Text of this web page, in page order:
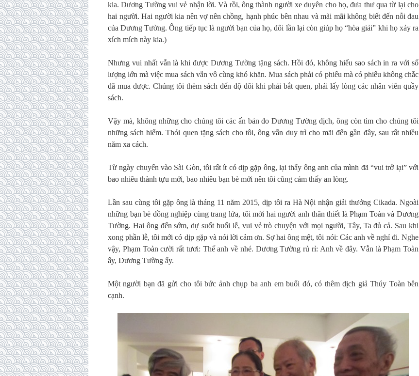
kia. Dương Tường vui vẻ nhận lời. Và rồi, ông thành người xe duyên cho họ, đưa thư qua từ lại cho
hai người. Hai người kia nên vợ nên chồng, hạnh phúc bên nhau và mãi mãi không biết đến nỗi đau
của Dương Tường. Ông tiếp tục là người bạn của họ, đôi lần lại còn giúp họ “hòa giải” khi họ xảy ra
xích mích này kia.)
Nhưng vui nhất vẫn là khi được Dương Tường tặng sách. Hồi đó, không hiểu sao sách in ra với số
lượng lớn mà việc mua sách vẫn vô cùng khó khăn. Mua sách phải có phiếu mà có phiếu không chắc
đã mua được. Chúng tôi thèm sách đến độ đôi khi phải bắt quen, phải lấy lòng các nhân viên quầy
sách.
Vậy mà, không những cho chúng tôi các ấn bản do Dương Tường dịch, ông còn tìm cho chúng tôi
những sách hiếm. Thói quen tặng sách cho tôi, ông vẫn duy trì cho mãi đến gần đây, sau rất nhiều
năm xa cách.
Từ ngày chuyển vào Sài Gòn, tôi rất ít có dịp gặp ông, lại thấy ông anh của mình đã “vui trở lại” với
bao nhiêu thành tựu mới, bao nhiêu bạn bè mới nên tôi cũng cảm thấy an lòng.
Lần sau cùng tôi gặp ông là tháng 11 năm 2015, dịp tôi ra Hà Nội nhận giải thưởng Cikada. Ngoài
những bạn bè đồng nghiệp cùng trang lứa, tôi mời hai người anh thân thiết là Phạm Toàn và Dương
Tường. Hai ông đến sớm, dự suốt buổi lễ, vui vẻ trò chuyện với mọi người, Tây, Ta đủ cả. Sau khi
xong phần lễ, tôi mới có dịp gặp và nói lời cảm ơn. Sợ hai ông mệt, tôi nói: Các anh về nghỉ đi. Nghe
vậy, Phạm Toàn cười rất tươi: Thế anh về nhé. Dương Tường rủ rỉ: Anh về đây. Vẫn là Phạm Toàn
ấy, Dương Tường ấy.
Một người bạn đã gửi cho tôi bức ảnh chụp ba anh em buổi đó, có thêm dịch giả Thúy Toàn bên
cạnh.